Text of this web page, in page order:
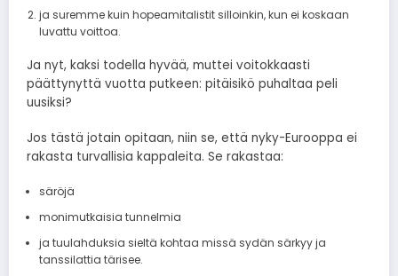
ja suremme kuin hopeamitalistit silloinkin, kun ei koskaan
luvattu voittoa.
Ja nyt, kaksi todella hyvää, muttei voitokkaasti
päättynyttä vuotta putkeen: pitäisikö puhaltaa peli
uusiksi?
Jos tästä jotain opitaan, niin se, että nyky-Eurooppa ei
rakasta turvallisia kappaleita. Se rakastaa:
säröjä
monimutkaisia tunnelmia
ja tuulahduksia sieltä kohtaa missä sydän särkyy ja
tanssilattia tärisee.